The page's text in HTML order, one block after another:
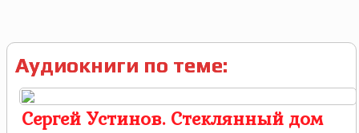
Аудиокниги по теме:
Сергей Устинов. Стеклянный дом